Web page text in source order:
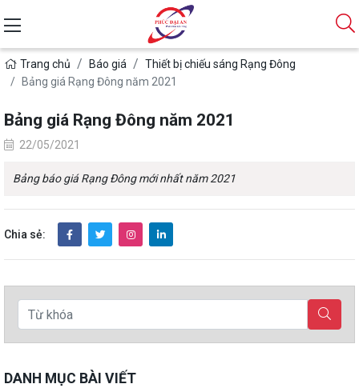
Trang chủ Báo giá
Thiết bị chiếu sáng Rạng Đông
Bảng giá Rạng Đông năm 2021
Bảng giá Rạng Đông năm 2021
22/05/2021
Bảng báo giá Rạng Đông mới nhất năm 2021
Chia sẻ:
DANH MỤC BÀI VIẾT